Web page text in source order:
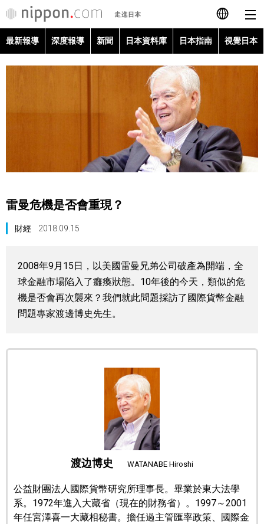
日本語
English
简体字
Français
Español
最新報導
日本資料庫
視覺日本
臺灣香港
更多
社會
財經
official SNS
最新報導 深度報導 新聞 日本資料庫 日本指南 視覺日本
雷曼危機是否會重現？
財經 2018.09.15
2008年9月15日，以美國雷曼兄弟公司破產為開端，全
球金融市場陷入了癱瘓狀態。10年後的今天，類似的危
機是否會再次襲來？我們就此問題採訪了國際貨幣金融
問題專家渡邊博史先生。
渡边博史 WATANABE Hiroshi
公益財團法人國際貨幣研究所理事長。畢業於東大法學
系。1972年進入大藏省（現在的財務省）。1997～2001
年任宮澤喜一大藏相秘書。擔任過主管匯率政策、國際金